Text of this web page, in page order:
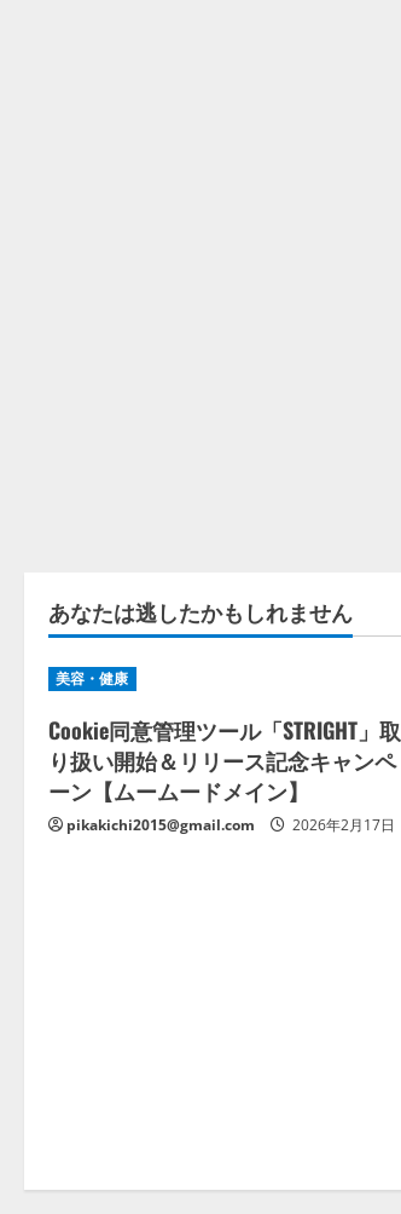
あなたは逃したかもしれません
美容・健康
Cookie同意管理ツール「STRIGHT」取
り扱い開始＆リリース記念キャンペ
ーン【ムームードメイン】
pikakichi2015@gmail.com 2026年2月17日